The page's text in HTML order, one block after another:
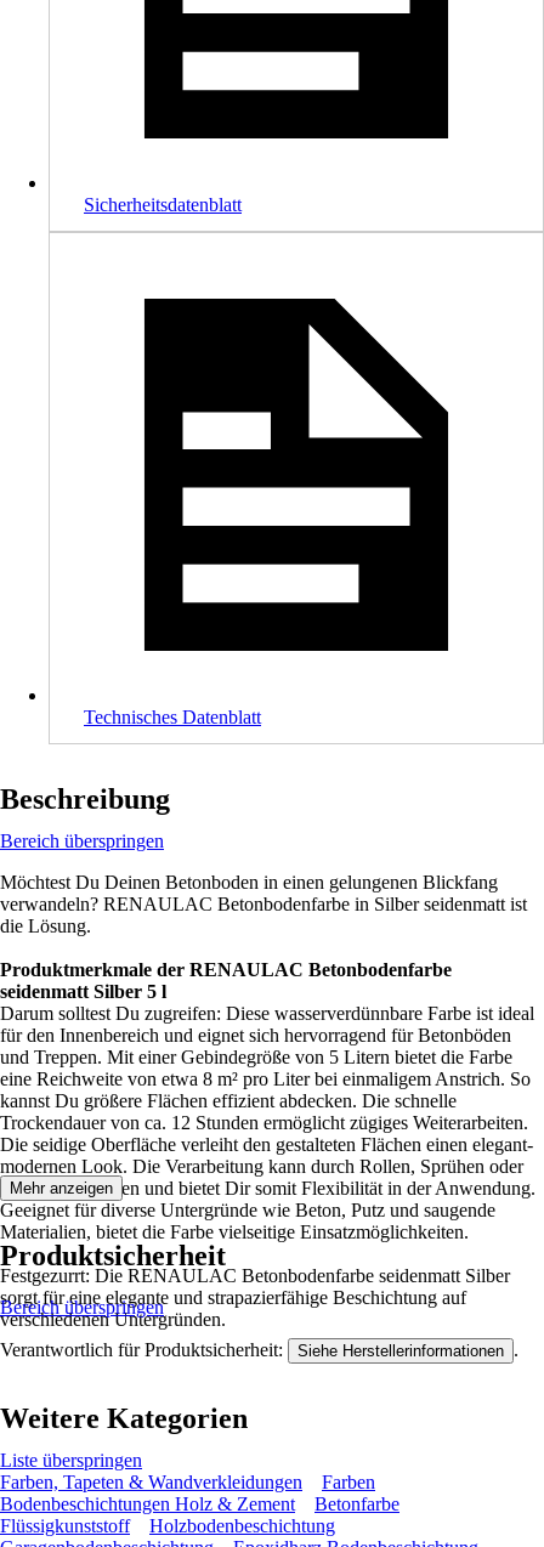
Sicherheitsdatenblatt
Technisches Datenblatt
Beschreibung
Bereich überspringen
Möchtest Du Deinen Betonboden in einen gelungenen Blickfang
verwandeln? RENAULAC Betonbodenfarbe in Silber seidenmatt ist
die Lösung.
Produktmerkmale der RENAULAC Betonbodenfarbe
seidenmatt Silber 5 l
Darum solltest Du zugreifen: Diese wasserverdünnbare Farbe ist ideal
für den Innenbereich und eignet sich hervorragend für Betonböden
und Treppen. Mit einer Gebindegröße von 5 Litern bietet die Farbe
eine Reichweite von etwa 8 m² pro Liter bei einmaligem Anstrich. So
kannst Du größere Flächen effizient abdecken. Die schnelle
Trockendauer von ca. 12 Stunden ermöglicht zügiges Weiterarbeiten.
Die seidige Oberfläche verleiht den gestalteten Flächen einen elegant-
modernen Look. Die Verarbeitung kann durch Rollen, Sprühen oder
Streichen erfolgen und bietet Dir somit Flexibilität in der Anwendung.
Geeignet für diverse Untergründe wie Beton, Putz und saugende
Materialien, bietet die Farbe vielseitige Einsatzmöglichkeiten.
Festgezurrt: Die RENAULAC Betonbodenfarbe seidenmatt Silber
sorgt für eine elegante und strapazierfähige Beschichtung auf
verschiedenen Untergründen.
Mehr anzeigen
Produktsicherheit
Bereich überspringen
Verantwortlich für Produktsicherheit: Siehe Herstellerinformationen .
Weitere Kategorien
Liste überspringen
Farben, Tapeten & Wandverkleidungen
Farben
Bodenbeschichtungen Holz & Zement
Betonfarbe
Flüssigkunststoff
Holzbodenbeschichtung